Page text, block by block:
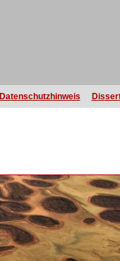
Datenschutzhinweis